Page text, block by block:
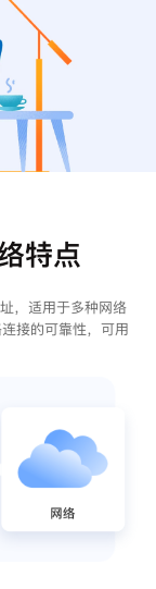
特点
，适用于多种网络
接的可靠性，可用